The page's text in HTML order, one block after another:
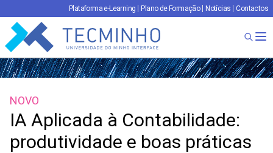
Plataforma e-Learning Plano de Formação Notícias Contactos
TECMINHO
NOVO
IA Aplicada à Contabilidade:
produtividade e boas práticas